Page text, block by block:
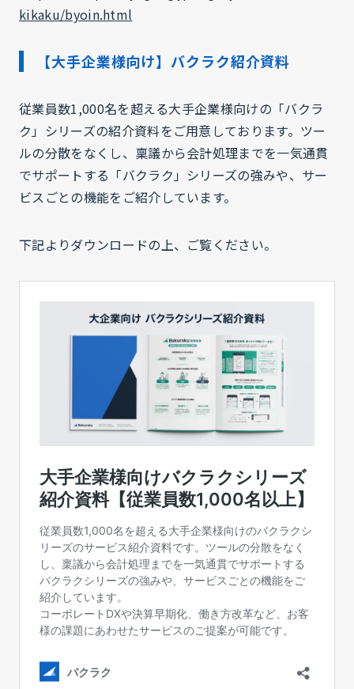
kikaku/byoin.html
【大手企業様向け】バクラク紹介資料
従業員数1,000名を超える大手企業様向けの「バクラ
ク」シリーズの紹介資料をご用意しております。ツー
ルの分散をなくし、稟議から会計処理までを一気通貫
でサポートする「バクラク」シリーズの強みや、サー
ビスごとの機能をご紹介しています。
下記よりダウンロードの上、ご覧ください。